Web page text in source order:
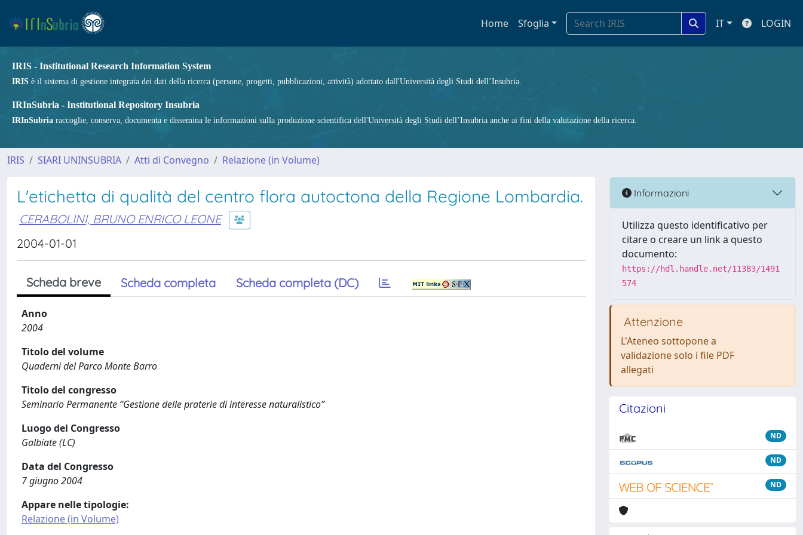
Home Sfoglia IT LOGIN
IRIS - Institutional Research Information System
IRIS è il sistema di gestione integrata dei dati della ricerca (persone, progetti, pubblicazioni, attività) adottato dall'Università degli Studi dell’Insubria.
IRInSubria - Institutional Repository Insubria
IRInSubria raccoglie, conserva, documenta e dissemina le informazioni sulla produzione scientifica dell'Università degli Studi dell’Insubria anche ai fini della valutazione della ricerca.
IRIS SIARI UNINSUBRIA Atti di Convegno Relazione (in Volume)
L'etichetta di qualità del centro flora autoctona della Regione Lombardia.
CERABOLINI, BRUNO ENRICO LEONE
2004-01-01
Scheda breve Scheda completa Scheda completa (DC)
Anno
2004
Titolo del volume
Quaderni del Parco Monte Barro
Titolo del congresso
Seminario Permanente “Gestione delle praterie di interesse naturalistico”
Luogo del Congresso
Galbiate (LC)
Data del Congresso
7 giugno 2004
Appare nelle tipologie:
Relazione (in Volume)
Informazioni
Utilizza questo identificativo per
citare o creare un link a questo
documento:
https://hdl.handle.net/11383/1491
574
Attenzione
L'Ateneo sottopone a
validazione solo i file PDF
allegati
Citazioni
ND
ND
ND